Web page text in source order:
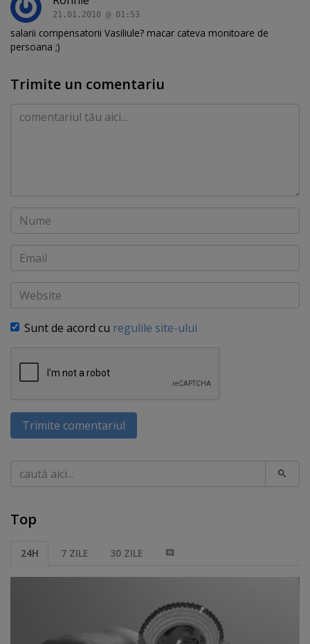
21.01.2010 @ 01:53
salarii compensatorii Vasiliule? macar cateva monitoare de
persoana ;)
Trimite un comentariu
Comentariu
Nume
Email
Website
Sunt de acord cu regulile site-ului
Trimite comentariul
Caută
Top
24H 7 ZILE 30 ZILE